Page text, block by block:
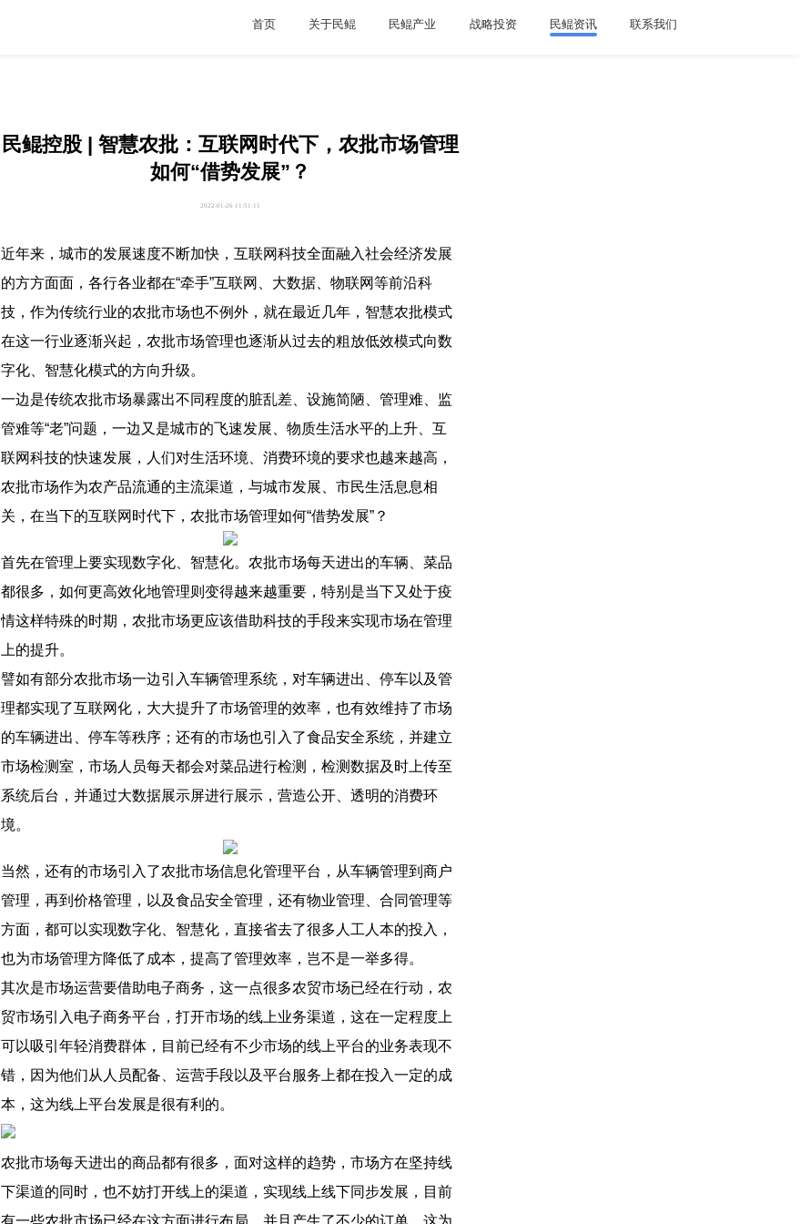
首页 关于民鲲 民鲲产业 战略投资 民鲲资讯 联系我们
民鲲控股 | 智慧农批：互联网时代下，农批市场管理
如何“借势发展”？
2022-01-26 11:51:11
近年来，城市的发展速度不断加快，互联网科技全面融入社会经济发展
的方方面面，各行各业都在“牵手”互联网、大数据、物联网等前沿科
技，作为传统行业的农批市场也不例外，就在最近几年，智慧农批模式
在这一行业逐渐兴起，农批市场管理也逐渐从过去的粗放低效模式向数
字化、智慧化模式的方向升级。
一边是传统农批市场暴露出不同程度的脏乱差、设施简陋、管理难、监
管难等“老”问题，一边又是城市的飞速发展、物质生活水平的上升、互
联网科技的快速发展，人们对生活环境、消费环境的要求也越来越高，
农批市场作为农产品流通的主流渠道，与城市发展、市民生活息息相
关，在当下的互联网时代下，农批市场管理如何“借势发展”？
首先在管理上要实现数字化、智慧化。农批市场每天进出的车辆、菜品
都很多，如何更高效化地管理则变得越来越重要，特别是当下又处于疫
情这样特殊的时期，农批市场更应该借助科技的手段来实现市场在管理
上的提升。
譬如有部分农批市场一边引入车辆管理系统，对车辆进出、停车以及管
理都实现了互联网化，大大提升了市场管理的效率，也有效维持了市场
的车辆进出、停车等秩序；还有的市场也引入了食品安全系统，并建立
市场检测室，市场人员每天都会对菜品进行检测，检测数据及时上传至
系统后台，并通过大数据展示屏进行展示，营造公开、透明的消费环
境。
当然，还有的市场引入了农批市场信息化管理平台，从车辆管理到商户
管理，再到价格管理，以及食品安全管理，还有物业管理、合同管理等
方面，都可以实现数字化、智慧化，直接省去了很多人工人本的投入，
也为市场管理方降低了成本，提高了管理效率，岂不是一举多得。
其次是市场运营要借助电子商务，这一点很多农贸市场已经在行动，农
贸市场引入电子商务平台，打开市场的线上业务渠道，这在一定程度上
可以吸引年轻消费群体，目前已经有不少市场的线上平台的业务表现不
错，因为他们从人员配备、运营手段以及平台服务上都在投入一定的成
本，这为线上平台发展是很有利的。
农批市场每天进出的商品都有很多，面对这样的趋势，市场方在坚持线
下渠道的同时，也不妨打开线上的渠道，实现线上线下同步发展，目前
有一些农批市场已经在这方面进行布局，并且产生了不少的订单，这为